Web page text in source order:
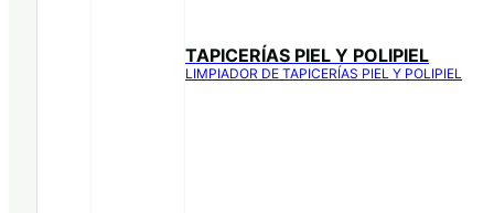
TAPICERÍAS PIEL Y POLIPIEL
LIMPIADOR DE TAPICERÍAS PIEL Y POLIPIEL